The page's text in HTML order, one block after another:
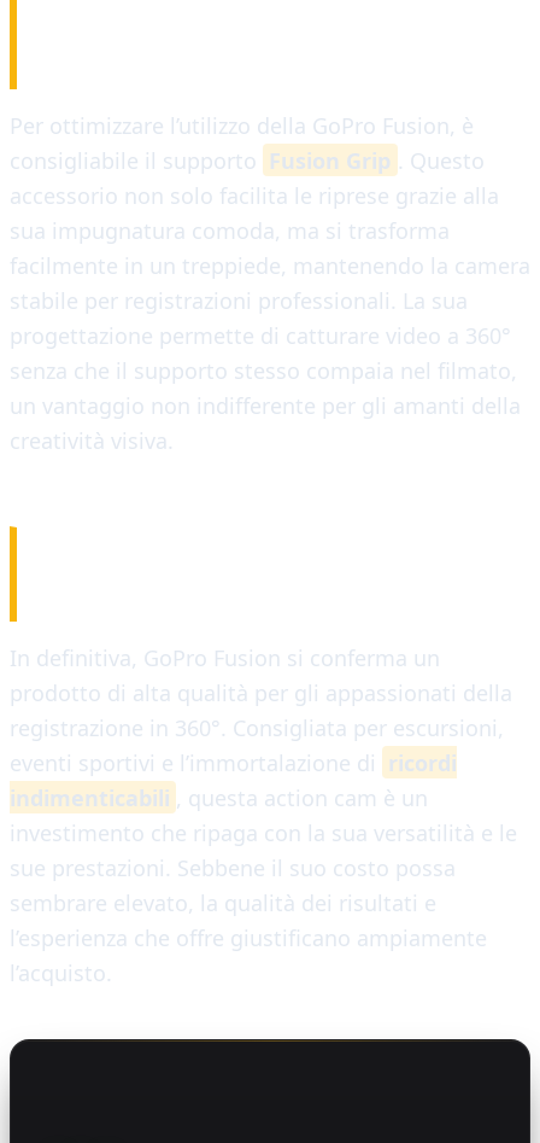
Per ottimizzare l’utilizzo della GoPro Fusion, è
consigliabile il supporto Fusion Grip . Questo
accessorio non solo facilita le riprese grazie alla
sua impugnatura comoda, ma si trasforma
facilmente in un treppiede, mantenendo la camera
stabile per registrazioni professionali. La sua
progettazione permette di catturare video a 360°
senza che il supporto stesso compaia nel filmato,
un vantaggio non indifferente per gli amanti della
creatività visiva.
In definitiva, GoPro Fusion si conferma un
prodotto di alta qualità per gli appassionati della
registrazione in 360°. Consigliata per escursioni,
eventi sportivi e l’immortalazione di ricordi
indimenticabili , questa action cam è un
investimento che ripaga con la sua versatilità e le
sue prestazioni. Sebbene il suo costo possa
sembrare elevato, la qualità dei risultati e
l’esperienza che offre giustificano ampiamente
l’acquisto.